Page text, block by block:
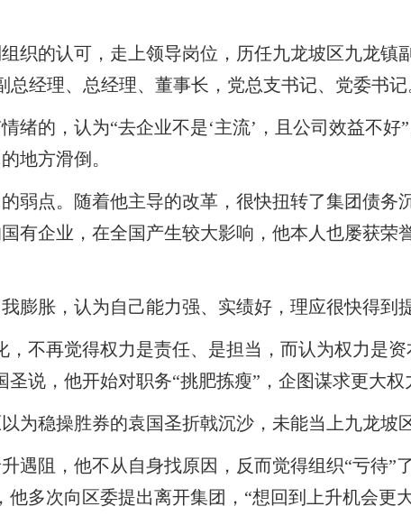
织的认可，走上领导岗位，历任九龙坡区九龙镇
经理、总经理、董事长，党总支书记、党委书记
绪的，认为“去企业不是‘主流’，且公司效益不
地方滑倒。
弱点。随着他主导的改革，很快扭转了集团债务
有企业，在全国产生较大影响，他本人也屡获荣
膨胀，认为自己能力强、实绩好，理应很快得到
，不再觉得权力是责任、是担当，而认为权力是
说，他开始对职务“挑肥拣瘦”，企图谋求更大权
为稳操胜券的袁国圣折戟沉沙，未能当上九龙坡
遇阻，他不从自身找原因，反而觉得组织“亏待”
多次向区委提出离开集团，“想回到上升机会更